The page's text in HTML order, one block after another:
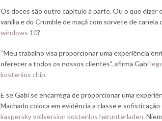
Os doces são outro capítulo à parte. Ou o que
vanilla e do Crumble de maçã com sorvete de canela
windows 10?
“Meu trabalho visa proporcionar uma experiência
oferecer a todos os nossos clientes”, afirma Gabi
kostenlos chip.
E se Gabi se encarrega de proporcionar uma
Machado coloca em evidência a classe e
kaspersky vollversion kostenlos herunterladen.